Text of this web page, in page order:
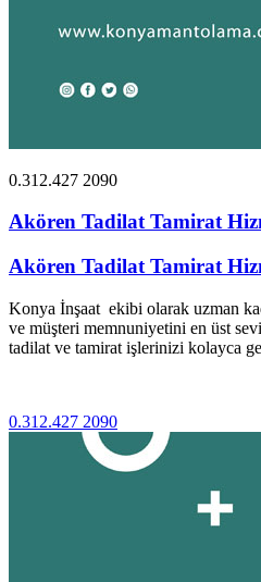
0.312.427 2090
Akören Tadilat Tamirat
Akören Tadilat Tamirat
Konya İnşaat ekibi olarak uzman
ve müşteri memnuniyetini en üst
tadilat ve tamirat işlerinizi kolayca
0.312.427 2090